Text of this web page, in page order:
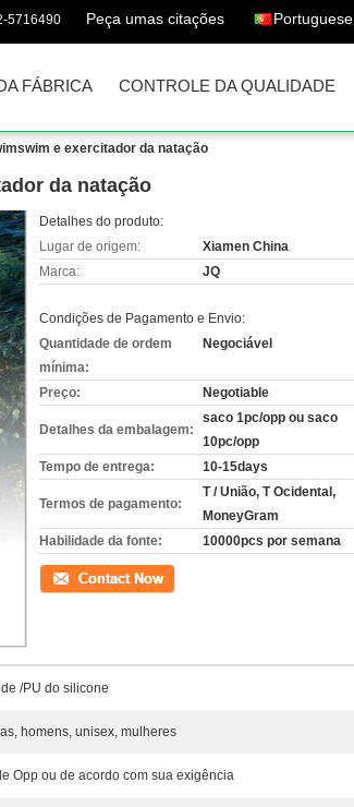
5716490 Peça umas citações Portuguese
FÁBRICA CONTROLE DA QUALIDADE
e exercitador da natação
da natação
Detalhes do produto:
Lugar de origem:
Xiamen China
Marca:
JQ
Condições de Pagamento e Envio:
Quantidade de ordem
mínima:
Negociável
Preço: Negotiable
Detalhes da embalagem:
saco 1pc/opp ou saco
10pc/opp
Tempo de entrega:
10-15days
Termos de pagamento:
T / União, T Ocidental,
MoneyGram
Habilidade da fonte:
10000pcs por semana
Contato
/PU do silicone
homens, unisex, mulheres
Opp ou de acordo com sua exigência